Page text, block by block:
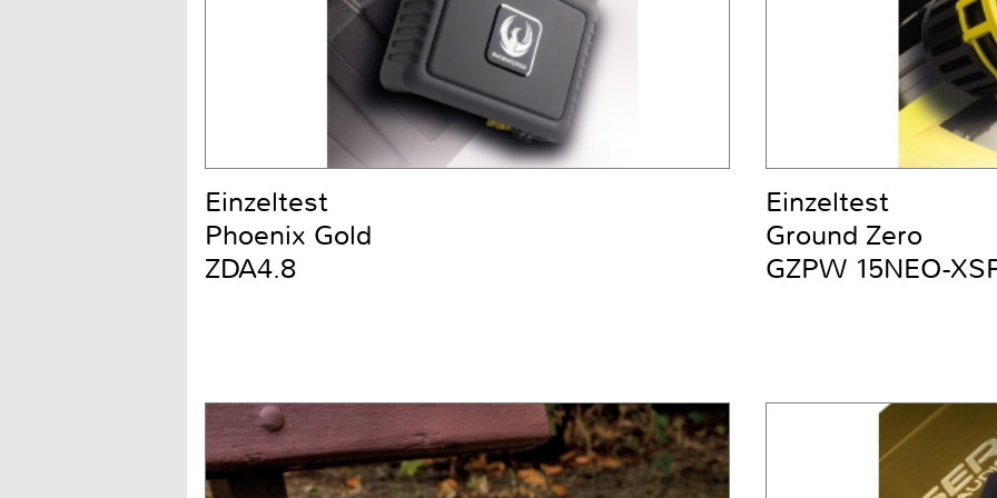
Einzeltest
Phoenix Gold
ZDA4.8
Einzeltest
Ground Zero
GZPW 15NEO-